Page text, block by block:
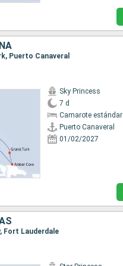
Puerto Canaveral
Sky Princess
7 d
Camarote estándar
Puerto Canaveral
01/02/2027
Fort Lauderdale